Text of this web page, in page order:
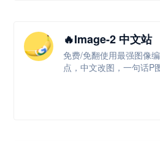
🔥Image-2 中文站
免费/免翻使用最强图像
点，中文改图，一句话P